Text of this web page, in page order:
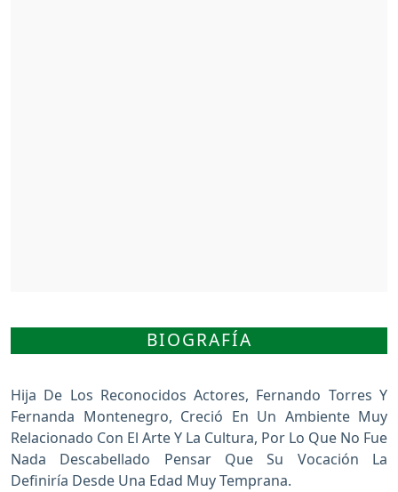
BIOGRAFÍA
Hija De Los Reconocidos Actores, Fernando Torres Y
Fernanda Montenegro, Creció En Un Ambiente Muy
Relacionado Con El Arte Y La Cultura, Por Lo Que No Fue
Nada Descabellado Pensar Que Su Vocación La
Definiría Desde Una Edad Muy Temprana.